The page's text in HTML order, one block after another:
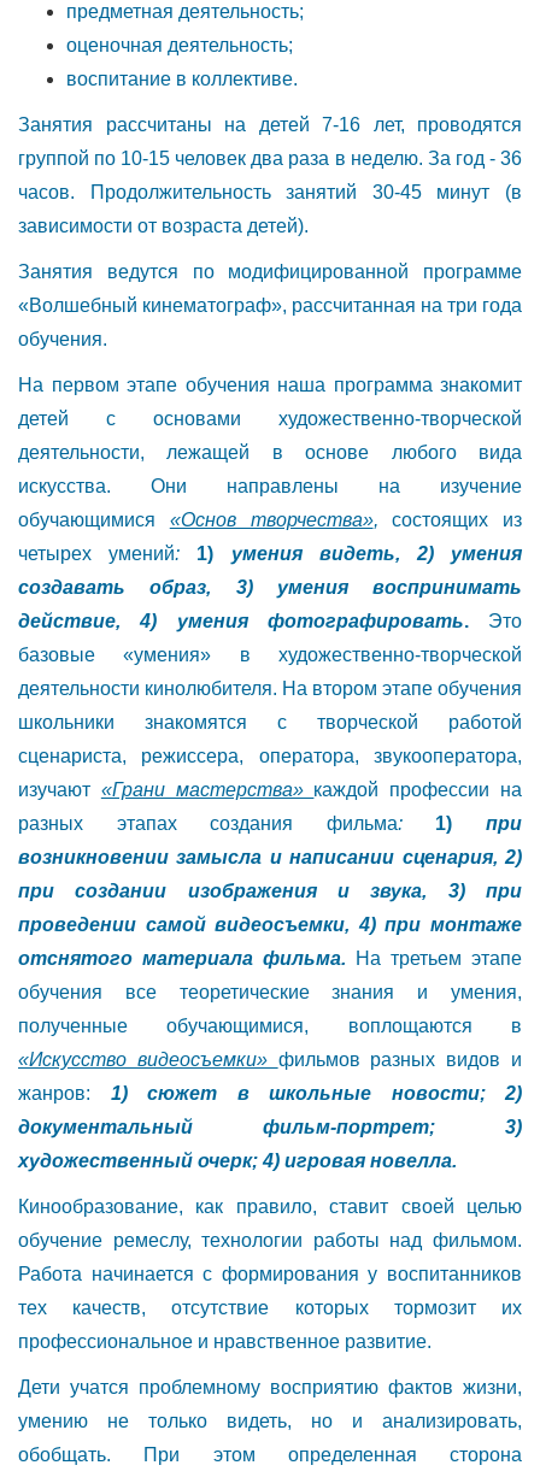
предметная деятельность;
оценочная деятельность;
воспитание в коллективе.
Занятия рассчитаны на детей 7-16 лет, проводятся
группой по 10-15 человек два раза в неделю. За год - 36
часов. Продолжительность занятий 30-45 минут (в
зависимости от возраста детей).
Занятия ведутся по модифицированной программе
«Волшебный кинематограф», рассчитанная на три года
обучения.
На первом этапе обучения наша программа знакомит
детей с основами художественно-творческой
деятельности, лежащей в основе любого вида
искусства. Они направлены на изучение
обучающимися «Основ творчества»,состоящих из
четырех умений: 1) умения видеть, 2) умения
создавать образ, 3) умения воспринимать
действие, 4) умения фотографировать.Это
базовые «умения» в художественно-творческой
деятельности кинолюбителя. На втором этапе обучения
школьники знакомятся с творческой работой
сценариста, режиссера, оператора, звукооператора,
изучают «Грани мастерства» каждой профессии
на
разных этапах создания фильма: 1)при
возникновении замысла и написании сценария, 2)
при создании изображения и звука, 3) при
проведении самой видеосъемки, 4) при монтаже
отснятого материала фильма. На третьем этапе
обучения все теоретические знания и умения,
полученные обучающимися, воплощаются в
«Искусство видеосъемки» фильмов разных видов и
жанров: 1) сюжет в школьные новости; 2)
документальный фильм-портрет; 3)
художественный очерк; 4) игровая новелла.
Кинообразование, как правило, ставит своей целью
обучение ремеслу, технологии работы над фильмом.
Работа начинается с формиро­вания у воспитанников
тех качеств, отсутствие которых тормозит их
профессиональное и нравственное развитие.
Дети учатся проблемному восприятию фактов жизни,
умению не только видеть, но и анализировать,
обобщать. При этом определенная сторона